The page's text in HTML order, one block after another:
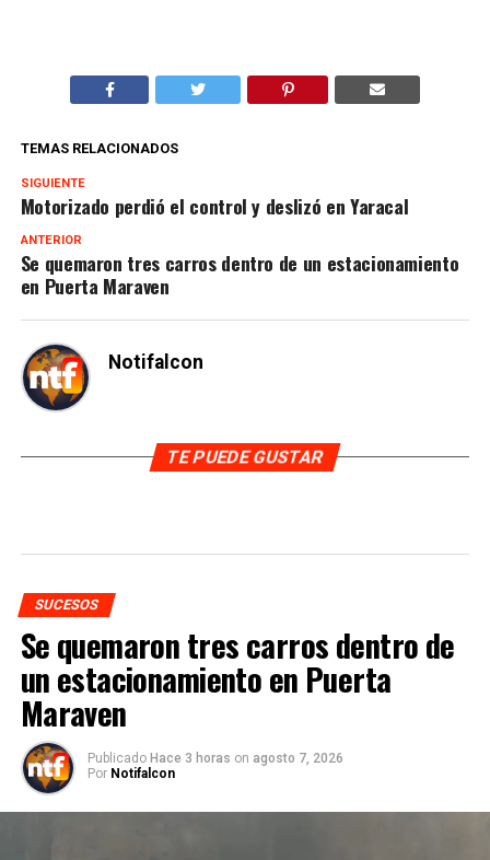
TEMAS RELACIONADOS
SIGUIENTE
Motorizado perdió el control y deslizó en Yaracal
ANTERIOR
Se quemaron tres carros dentro de un estacionamiento
en Puerta Maraven
Notifalcon
TE PUEDE GUSTAR
SUCESOS
Se quemaron tres carros dentro de
un estacionamiento en Puerta
Maraven
Publicado Hace 3 horas on agosto 7, 2026
Por Notifalcon